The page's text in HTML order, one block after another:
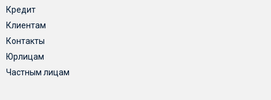
Кредит
Клиентам
Контакты
Юрлицам
Частным лицам